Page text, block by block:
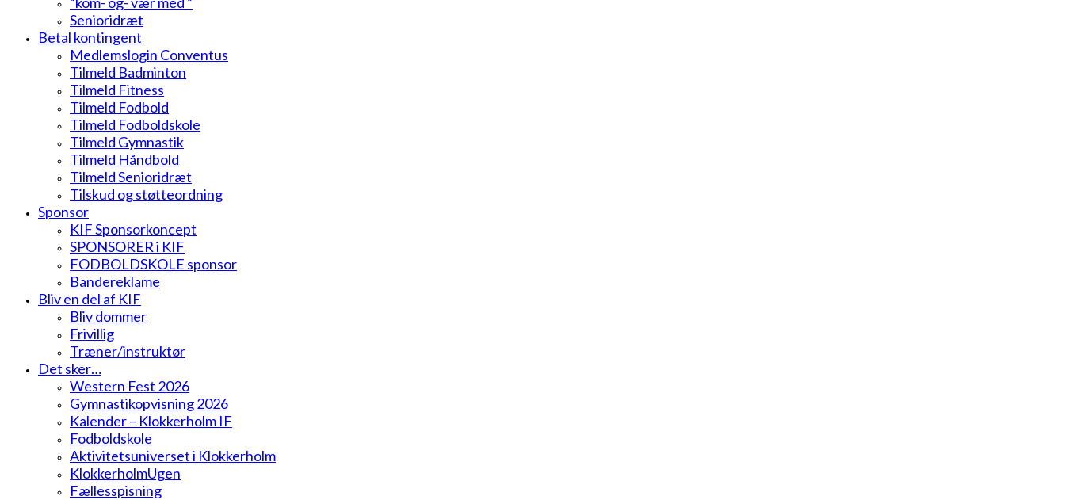
Senioridræt
Betal kontingent
Medlemslogin Conventus
Tilmeld Badminton
Tilmeld Fitness
Tilmeld Fodbold
Tilmeld Fodboldskole
Tilmeld Gymnastik
Tilmeld Håndbold
Tilmeld Senioridræt
Tilskud og støtteordning
Sponsor
KIF Sponsorkoncept
SPONSORER i KIF
FODBOLDSKOLE sponsor
Bandereklame
Bliv en del af KIF
Bliv dommer
Frivillig
Træner/instruktør
Det sker…
Western Fest 2026
Gymnastikopvisning 2026
Kalender – Klokkerholm IF
Fodboldskole
Aktivitetsuniverset i Klokkerholm
KlokkerholmUgen
Fællesspisning